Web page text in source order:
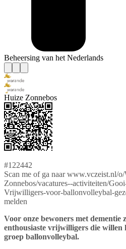
Beheersing van het Nederlands
Huize Zonnebos
#122442
Scan me of ga naar www.vczeist.nl/
Zonnebos/vacatures--activiteiten/
Vrijwilligers-voor-ballonvolleybal-
melden
Voor onze bewoners met
enthousiaste vrijwilligers die willen
groep ballonvolleybal.